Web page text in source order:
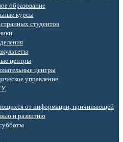
образование
курсы
студентов
центры
центры
управление
от информации, причиняющей
и развитию